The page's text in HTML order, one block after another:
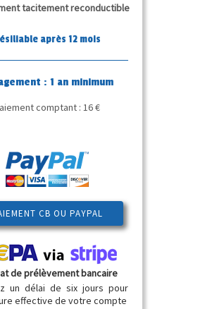
tacitement reconductible
après 12 mois
: 1 an minimum
comptant : 16 €
CB OU PAYPAL
de prélèvement bancaire
un délai de six jours pour
effective de votre compte